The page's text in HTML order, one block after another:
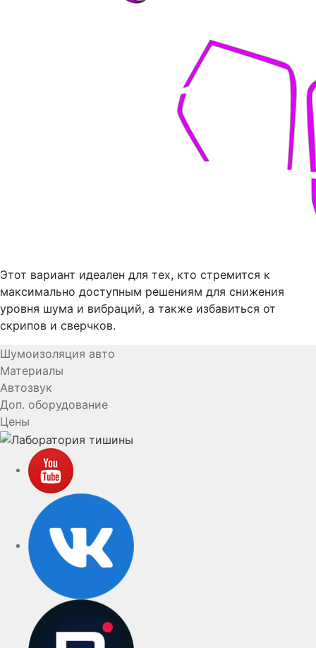
Этот вариант идеален для тех, кто стремится к
максимально доступным решениям для снижения
уровня шума и вибраций, а также избавиться от
скрипов и сверчков.
Шумоизоляция авто
Материалы
Автозвук
Доп. оборудование
Цены